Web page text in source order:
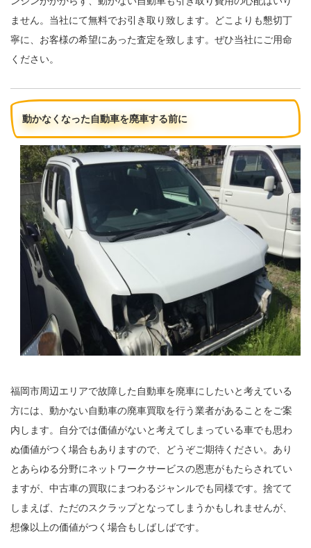
ません。当社にて無料でお引き取り致します。どこよりも懇切丁
寧に、お客様の希望にあった査定を致します。ぜひ当社にご用命
ください。
動かなくなった自動車を廃車する前に
福岡市周辺エリアで故障した自動車を廃車にしたいと考えている
方には、動かない自動車の廃車買取を行う業者があることをご案
内します。自分では価値がないと考えてしまっている車でも思わ
ぬ価値がつく場合もありますので、どうぞご期待ください。あり
とあらゆる分野にネットワークサービスの恩恵がもたらされてい
ますが、中古車の買取にまつわるジャンルでも同様です。捨てて
しまえば、ただのスクラップとなってしまうかもしれませんが、
想像以上の価値がつく場合もしばしばです。